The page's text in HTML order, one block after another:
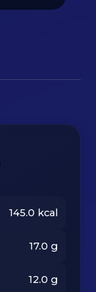
145.0 kcal
17.0 g
12.0 g